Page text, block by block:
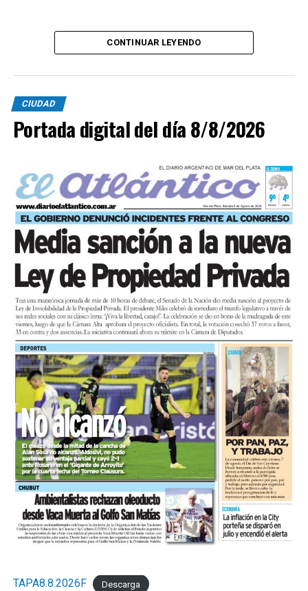
CONTINUAR LEYENDO
CIUDAD
Portada digital del día 8/8/2026
TAPA8.8.2026F Descarga